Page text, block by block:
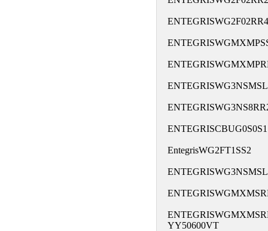
ENTEGRISWG2F02RR4
ENTEGRISCBUG0S0S1
EntegrisWG2FT1SS2
YY50600VT